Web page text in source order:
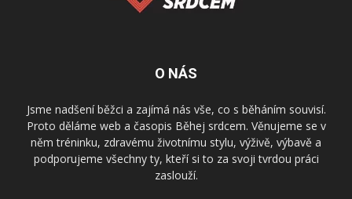
O NÁS
Jsme nadšení běžci a zajímá nás vše, co s běháním souvisí.
Proto děláme web a časopis Běhej srdcem. Věnujeme se v
něm tréninku, zdravému životnímu stylu, výživě, výbavě a
podporujeme všechny ty, kteří si to za svoji tvrdou práci
zaslouží.